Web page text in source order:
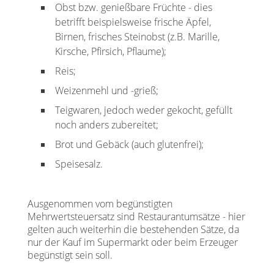
Obst bzw. genießbare Früchte - dies
betrifft beispielsweise frische Äpfel,
Birnen, frisches Steinobst (z.B. Marille,
Kirsche, Pfirsich, Pflaume);
Reis;
Weizenmehl und -grieß;
Teigwaren, jedoch weder gekocht, gefüllt
noch anders zubereitet;
Brot und Gebäck (auch glutenfrei);
Speisesalz.
Ausgenommen vom begünstigten
Mehrwertsteuersatz sind Restaurantumsätze - hier
gelten auch weiterhin die bestehenden Sätze, da
nur der Kauf im Supermarkt oder beim Erzeuger
begünstigt sein soll.